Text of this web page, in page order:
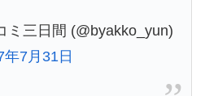
三日間 (@byakko_yun)
年7月31日